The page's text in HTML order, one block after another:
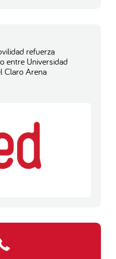
refuerza
entre Universidad
Claro Arena